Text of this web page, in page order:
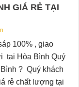
GIÁ RẺ TẠI
100% , giao
tại Hòa Bình Quý
? Quý khách
rẻ chất lượng tại